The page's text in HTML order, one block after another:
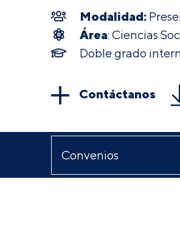
Modalidad:
Área: Ciencias
Doble grado
Contáctanos